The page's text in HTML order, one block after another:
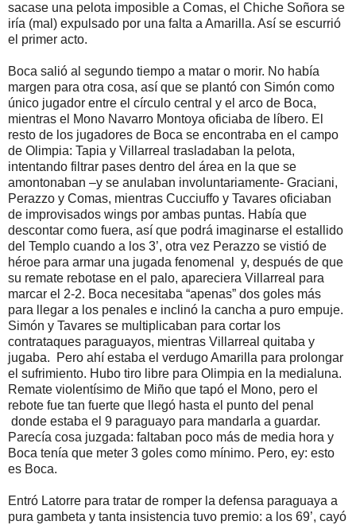
sacase una pelota imposible a Comas, el Chiche Soñora se
iría (mal) expulsado por una falta a Amarilla. Así se escurrió
el primer acto.
Boca salió al segundo tiempo a matar o morir. No había
margen para otra cosa, así que se plantó con Simón como
único jugador entre el círculo central y el arco de Boca,
mientras el Mono Navarro Montoya oficiaba de líbero. El
resto de los jugadores de Boca se encontraba en el campo
de Olimpia: Tapia y Villarreal trasladaban la pelota,
intentando filtrar pases dentro del área en la que se
amontonaban –y se anulaban involuntariamente- Graciani,
Perazzo y Comas, mientras Cucciuffo y Tavares oficiaban
de improvisados wings por ambas puntas. Había que
descontar como fuera, así que podrá imaginarse el estallido
del Templo cuando a los 3’, otra vez Perazzo se vistió de
héroe para armar una jugada fenomenal y, después de que
su remate rebotase en el palo, apareciera Villarreal para
marcar el 2-2. Boca necesitaba “apenas” dos goles más
para llegar a los penales e inclinó la cancha a puro empuje.
Simón y Tavares se multiplicaban para cortar los
contrataques paraguayos, mientras Villarreal quitaba y
jugaba. Pero ahí estaba el verdugo Amarilla para prolongar
el sufrimiento. Hubo tiro libre para Olimpia en la medialuna.
Remate violentísimo de Miño que tapó el Mono, pero el
rebote fue tan fuerte que llegó hasta el punto del penal
donde estaba el 9 paraguayo para mandarla a guardar.
Parecía cosa juzgada: faltaban poco más de media hora y
Boca tenía que meter 3 goles como mínimo. Pero, ey: esto
es Boca.
Entró Latorre para tratar de romper la defensa paraguaya a
pura gambeta y tanta insistencia tuvo premio: a los 69’, cayó